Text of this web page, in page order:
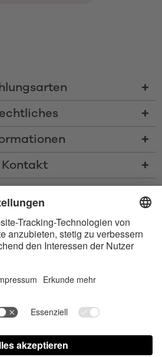
Kontakt
wenn nicht anders beschrieben
Bluetooth Logo sind eingetragene Marken
SIG, Inc. Die Nutzung dieser Marken durch
erfolgt unter Lizenz.